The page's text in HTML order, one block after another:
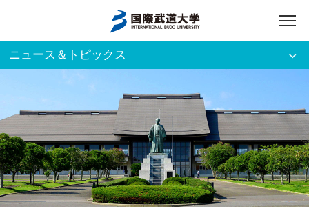
アクセス 入試資料請求
ご利用者別
ホーム
大学案内
ニュース＆トピックス